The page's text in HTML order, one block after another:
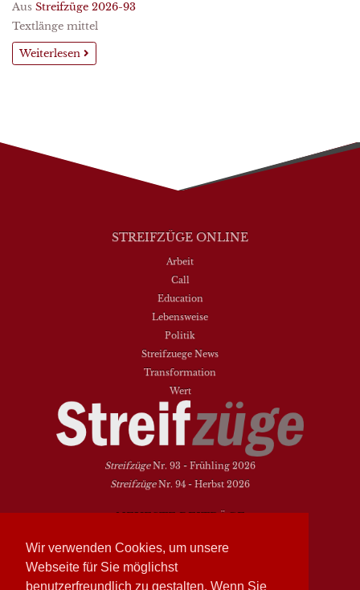
Wir verwenden Cookies, um unsere
Webseite für Sie möglichst
benutzerfreundlich zu gestalten. Wenn Sie
Aus Streifzüge 2026-93
Textlänge mittel
Weiterlesen
STREIFZÜGE ONLINE
Arbeit
Call
Education
Lebensweise
Politik
Streifzuege News
Transformation
Wert
StreifzügeNr. 93 - Frühling 2026
StreifzügeNr. 94 - Herbst 2026
NEUESTE BEITRÄGE
Vielfalt heißt zwischen den Welten übersetzen
Dasein als Fortsein
Das Elend der Soziologie